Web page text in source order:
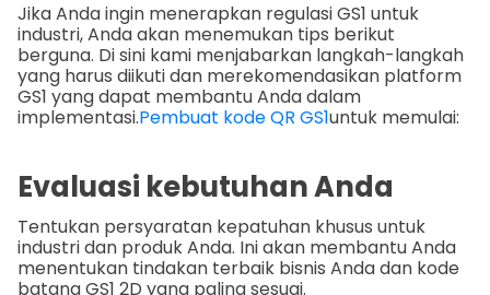
Jika Anda ingin menerapkan regulasi GS1 untuk
industri, Anda akan menemukan tips berikut
berguna. Di sini kami menjabarkan langkah-langkah
yang harus diikuti dan merekomendasikan platform
GS1 yang dapat membantu Anda dalam
implementasi.Pembuat kode QR GS1untuk memulai:
Evaluasi kebutuhan Anda
Tentukan persyaratan kepatuhan khusus untuk
industri dan produk Anda. Ini akan membantu Anda
menentukan tindakan terbaik bisnis Anda dan kode
batang GS1 2D yang paling sesuai.